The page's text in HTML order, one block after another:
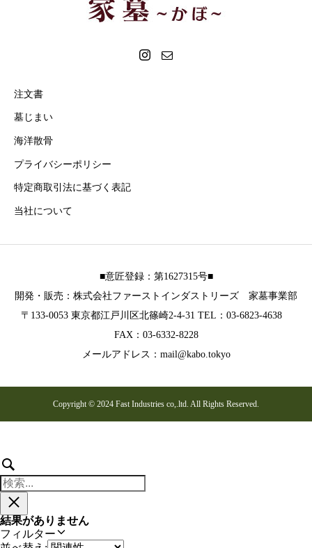
注文書
墓じまい
海洋散骨
プライバシーポリシー
特定商取引法に基づく表記
当社について
■意匠登録：第1627315号■
開発・販売：株式会社ファーストインダストリーズ 家墓事業部
〒133-0053 東京都江戸川区北篠崎2-4-31 TEL：03-6823-4638
FAX：03-6332-8228
メールアドレス：mail@kabo.tokyo
Copyright © 2024 Fast Industries co,.ltd. All Rights Reserved.
検
索
結
果
索
結果がありません
フィルター
ィ